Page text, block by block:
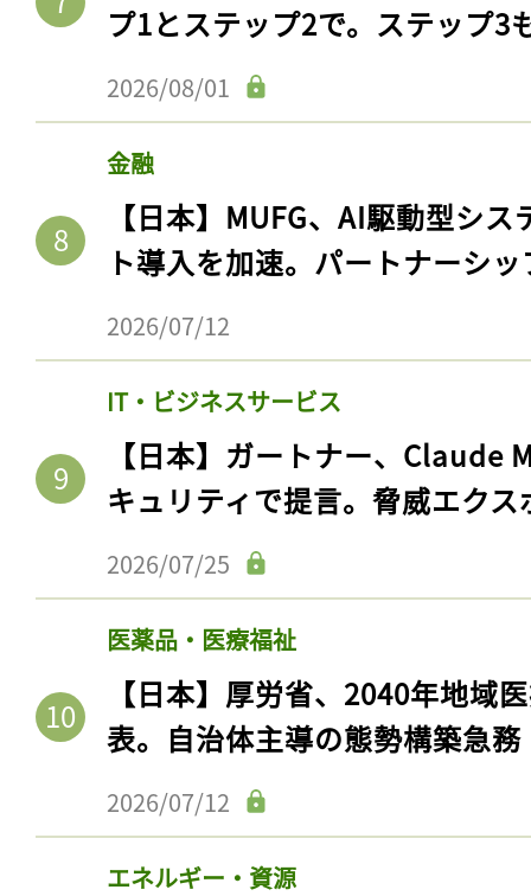
プ1とステップ2で。ステップ3
2026/08/01
金融
【日本】MUFG、AI駆動型シ
ト導入を加速。パートナーシ
2026/07/12
IT・ビジネスサービス
【日本】ガートナー、Claude
キュリティで提言。脅威エク
2026/07/25
医薬品・医療福祉
【日本】厚労省、2040年地域
表。自治体主導の態勢構築急務
2026/07/12
エネルギー・資源